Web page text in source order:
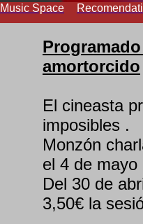
Music Space
amortorcido
El cineasta
imposibles .
Monzón
el 4 de mayo
Del 30 de
3,50€ la